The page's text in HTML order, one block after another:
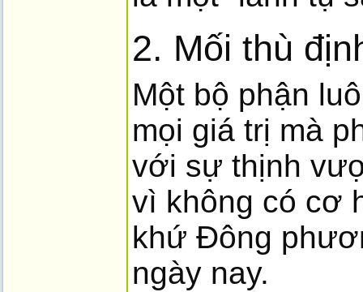
2. Mối thù
Một bộ phận
mọi giá trị mà
với sự thịnh
vì không có cơ
khứ Đông
ngày nay.